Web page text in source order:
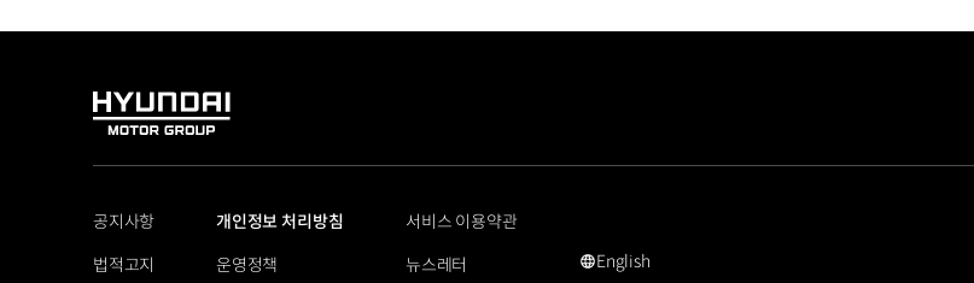
HYUNDAI
GROUP
공지사항 개인정보 처리방침
서비스 이용약관
법적고지
운영정책 뉴스레터 #PEM수전해에
English